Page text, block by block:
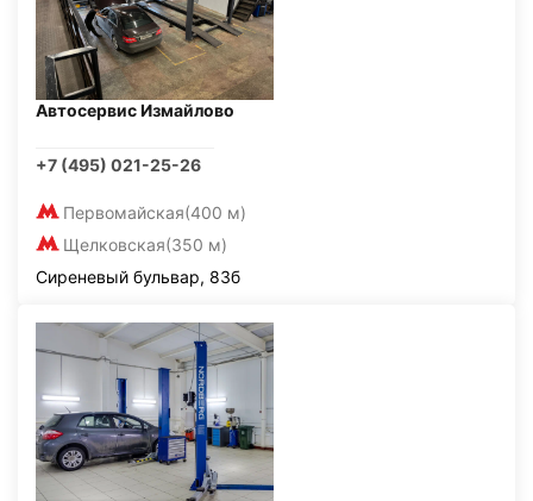
Автосервис Измайлово
+7 (495) 021-25-26
Первомайская(400 м)
Щелковская(350 м)
Сиреневый бульвар, 83б